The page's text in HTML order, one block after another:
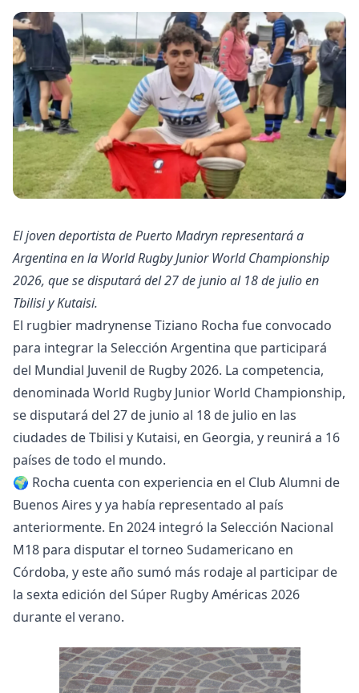
El joven deportista de Puerto Madryn representará a
Argentina en la World Rugby Junior World Championship
2026, que se disputará del 27 de junio al 18 de julio en
Tbilisi y Kutaisi.
El rugbier madrynense Tiziano Rocha fue convocado
para integrar la Selección Argentina que participará
del Mundial Juvenil de Rugby 2026. La competencia,
denominada World Rugby Junior World Championship,
se disputará del 27 de junio al 18 de julio en las
ciudades de Tbilisi y Kutaisi, en Georgia, y reunirá a 16
países de todo el mundo.
🌍 Rocha cuenta con experiencia en el Club Alumni de
Buenos Aires y ya había representado al país
anteriormente. En 2024 integró la Selección Nacional
M18 para disputar el torneo Sudamericano en
Córdoba, y este año sumó más rodaje al participar de
la sexta edición del Súper Rugby Américas 2026
durante el verano.